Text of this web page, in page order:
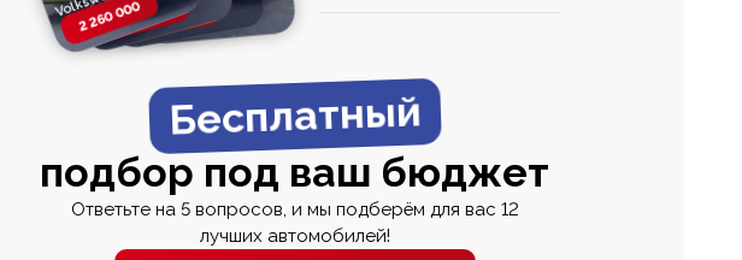
2 260 0002 820 000
2 820 0002 670 000
Бесплатный
подбор под ваш бюджет
Ответьте на 5 вопросов, и мы подберём для вас 12
лучших автомобилей!